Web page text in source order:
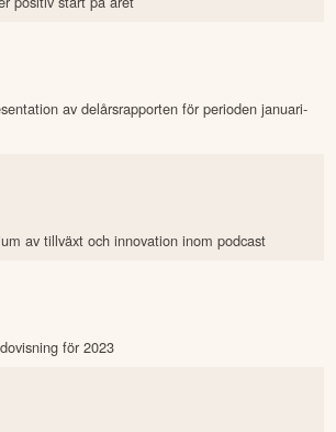
av delårsrapporten för perioden januari-
av tillväxt och innovation inom podcast
för 2023